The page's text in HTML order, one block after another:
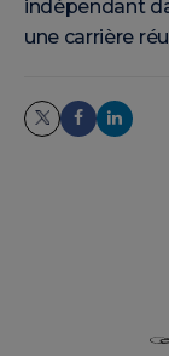
indépendant
une carrière